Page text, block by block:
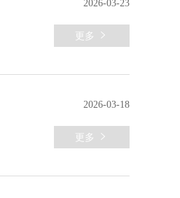
2026-03-23
更多 
2026-03-18
更多 